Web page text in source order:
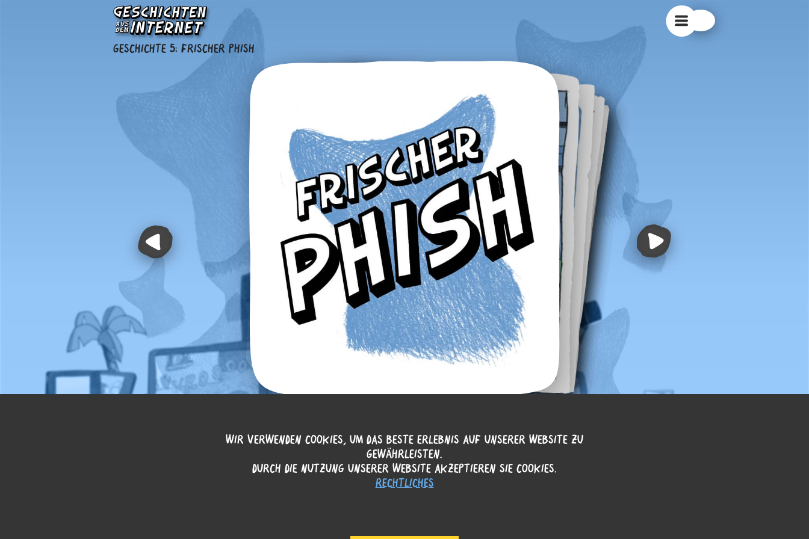
GESCHICHTE 5: FRISCHER PHISH
ERFAHRE MEHR, LIES UNSERE TIPPS UND INFOS
TIPPS
KURZ GESAGT
ODER GEH DIREKT ZUR NÄCHSTEN GESCHICHTE
Zurück
Replay Weiter
WIR VERWENDEN COOKIES, UM DAS BESTE ERLEBNIS AUF UNSERER WEBSITE ZU
GEWÄHRLEISTEN.
DURCH DIE NUTZUNG UNSERER WEBSITE AKZEPTIEREN SIE COOKIES.
RECHTLICHES